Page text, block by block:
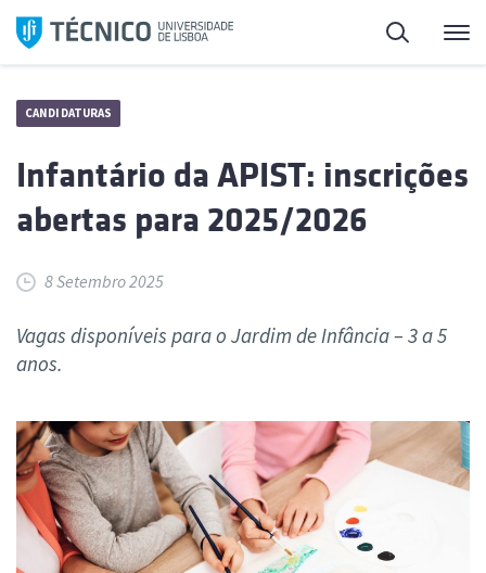
Saltar
para
Pesquisa
CANDIDATURAS
Infantário da APIST: inscrições
abertas para 2025/2026
8 Setembro 2025
Vagas disponíveis para o Jardim de Infância – 3 a 5
anos.